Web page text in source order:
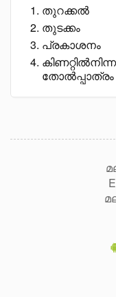
തുറക്കൽ
തുടക്കം
പ്രകാശനം
തോൽപ്പാത്രം